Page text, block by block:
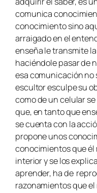
comunica
conocimiento sino
arraigado en el
enseña le transmite
haciéndole pasar de
esa comunicación no
escultor esculpe su
como de un celular
que, en tanto que
se cuenta con la
propone unos
conocimientos que él
interior y se los
aprender, ha de
razonamientos que el